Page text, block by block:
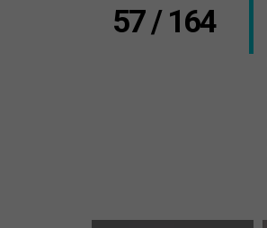
57 / 164